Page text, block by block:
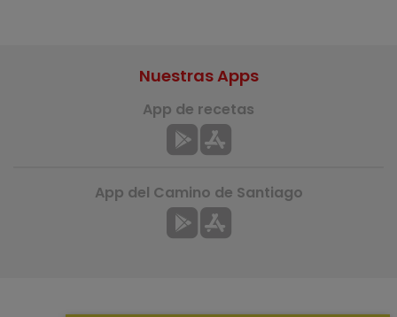
Nuestras Apps
App de recetas
App del Camino de Santiago